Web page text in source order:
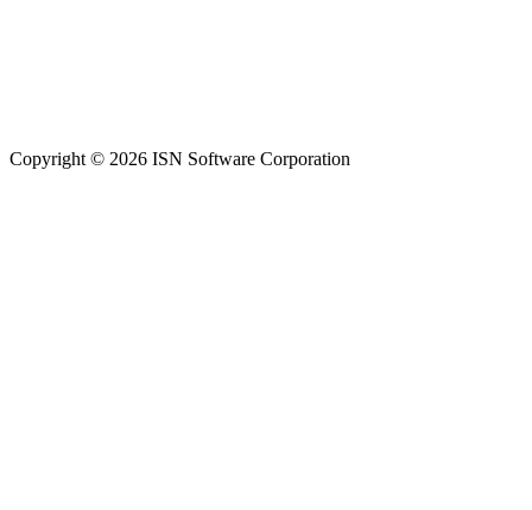
Copyright © 2026 ISN Software Corporation